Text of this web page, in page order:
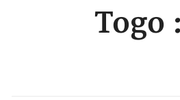
Togo